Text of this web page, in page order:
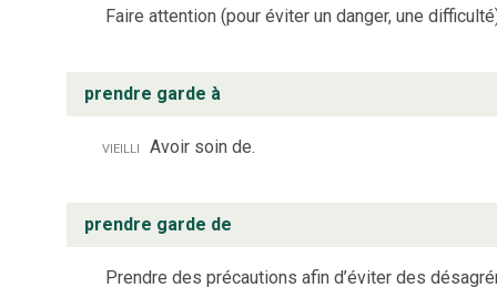
Faire attention (pour éviter un danger, une
prendre garde à
vieilli Avoir soin de.
prendre garde de
Prendre des précautions afin d’éviter des